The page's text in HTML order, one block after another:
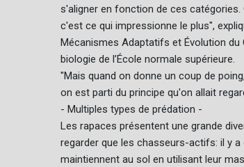
s'aligner en fonction de ces catégories.
c'est ce qui impressionne le plus",
Mécanismes Adaptatifs et Évolution du
biologie de l’École normale supérieure.
"Mais quand on donne un coup de
on est parti du principe qu'on allait
- Multiples types de prédation -
Les rapaces présentent une grande
regarder que les chasseurs-actifs: il y
maintiennent au sol en utilisant leur